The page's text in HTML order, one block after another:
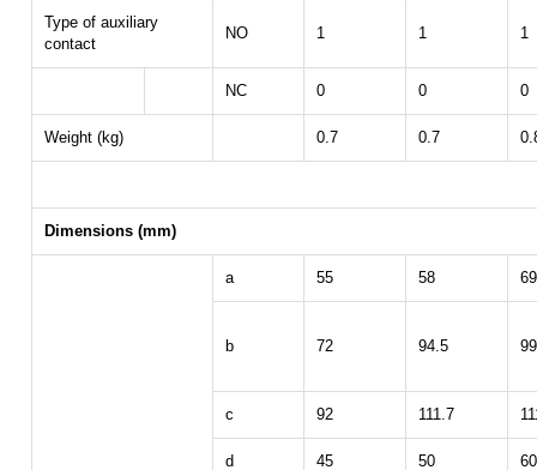
Type of auxiliary
contact
NO 1 1 1
NC 0 0 0
Weight (kg) 0.7 0.7
Dimensions (mm)
a 55 58 69
b 72 94.5 99
c 92 111.7
d 45 50 60